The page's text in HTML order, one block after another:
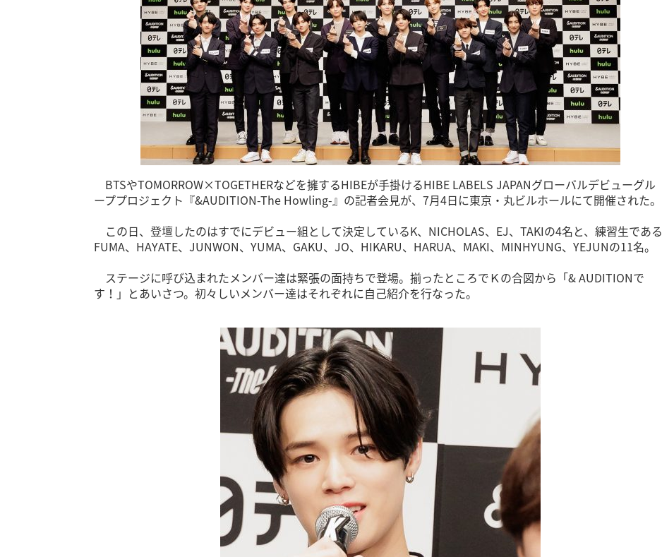
BTSやTOMORROW×TOGETHERなどを擁するHIBEが手掛けるHIBE LABELS JAPANグローバルデビューグル
ーププロジェクト『&AUDITION-The Howling-』の記者会見が、7月4日に東京・丸ビルホールにて開催された。
この日、登壇したのはすでにデビュー組として決定しているK、NICHOLAS、EJ、TAKIの4名と、練習生である
FUMA、HAYATE、JUNWON、YUMA、GAKU、JO、HIKARU、HARUA、MAKI、MINHYUNG、YEJUNの11名。
ステージに呼び込まれたメンバー達は緊張の面持ちで登場。揃ったところでＫの合図から「& AUDITIONで
す！」とあいさつ。初々しいメンバー達はそれぞれに自己紹介を行なった。